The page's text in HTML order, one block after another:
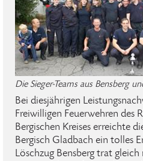
Die Sieger-Teams aus Bensberg
Bei diesjährigen
Freiwilligen Feuerwehren des
Bergischen Kreises erreichte
Bergisch Gladbach ein tolles
Löschzug Bensberg trat